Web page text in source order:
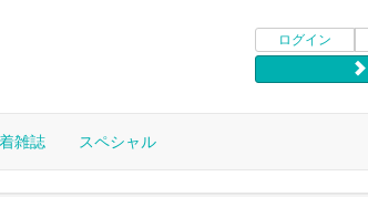
ログイン
雑誌 スペシャル